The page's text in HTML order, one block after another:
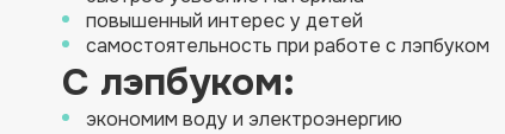
повышенный интерес у детей
самостоятельность при работе с лэпбуком
С лэпбуком:
экономим воду и электроэнергию